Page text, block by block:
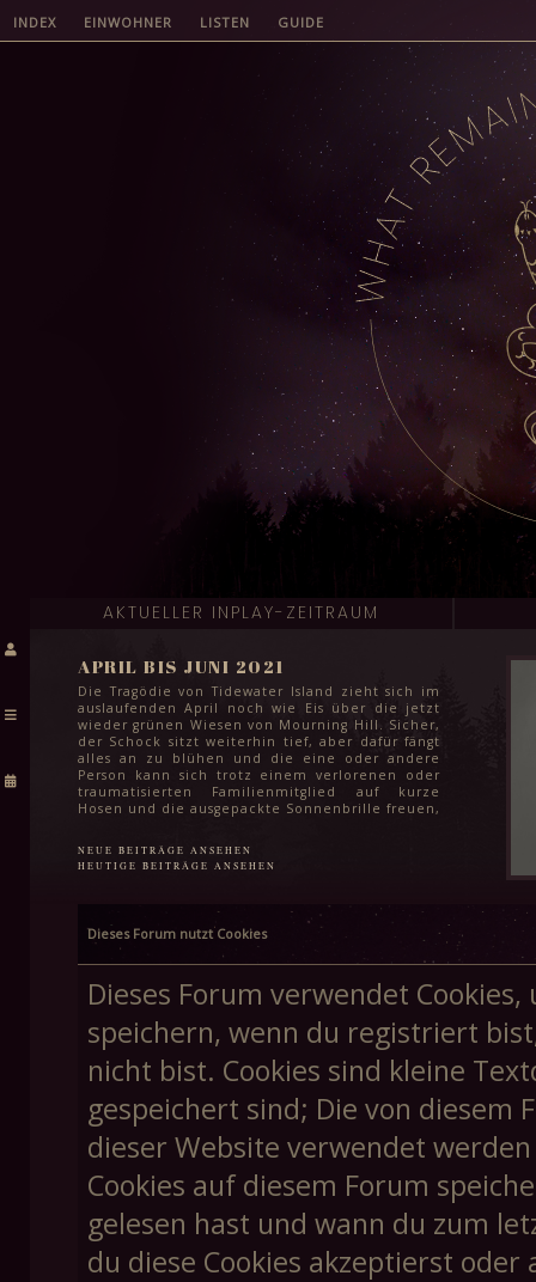
INDEX EINWOHNER LISTEN GUIDE
AKTUELLER INPLAY-ZEITRAUM
APRIL BIS JUNI 2021
Die Tragödie von Tidewater Island zieht sich im
auslaufenden April noch wie Eis über die jetzt
wieder grünen Wiesen von Mourning Hill. Sicher,
der Schock sitzt weiterhin tief, aber dafür fängt
alles an zu blühen und die eine oder andere
Person kann sich trotz einem verlorenen oder
traumatisierten Familienmitglied auf kurze
Hosen und die ausgepackte Sonnenbrille freuen,
kühl ist. Das Leben geht weiter und für die
meisten steht in den kommenden Monaten
Sommerferien und für viele Schüler:innen in
der Stadt auch das endgültige Finale ihrer
Schullaufbahn. Spätestens Mitte Juni kann aber
auch hier ein Haken gemacht werden und dem
höchstens noch die Frage im Weg, wie schnell
man eine weitere stadtweite Tragödie vergessen
kann.
NEUE BEITRÄGE ANSEHEN
HEUTIGE BEITRÄGE ANSEHEN
Dieses Forum nutzt Cookies
Dieses Forum verwendet
speichern, wenn du registriert
nicht bist. Cookies sind kleine
gespeichert sind; Die von diesem
dieser Website verwendet
Cookies auf diesem Forum
gelesen hast und wann du zum
du diese Cookies akzeptierst oder